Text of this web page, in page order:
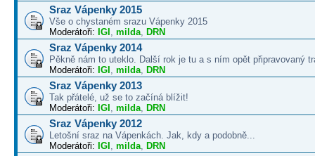
Sraz Vápenky 2015
Vše o chystaném srazu Vápenky 2015
Moderátoři: IGI , milda, DRN
Sraz Vápenky 2014
Pěkně nám to uteklo. Další rok je tu a s ním opět připravovaný
Moderátoři: IGI , milda, DRN
Sraz Vápenky 2013
Tak přátelé, už se to začíná blížit!
Moderátoři: IGI , milda, DRN
Sraz Vápenky 2012
Letošní sraz na Vápenkách. Jak, kdy a podobně...
Moderátoři: IGI , milda, DRN